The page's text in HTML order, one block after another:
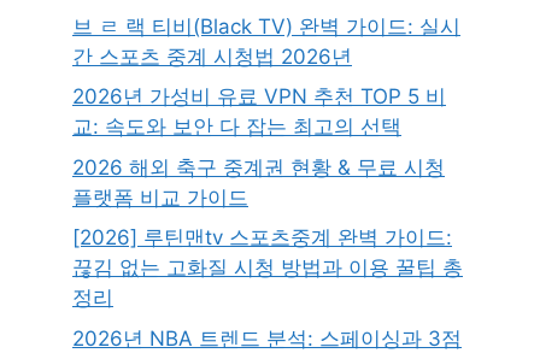
브 ㄹ 랙 티비(Black TV) 완벽 가이드: 실시
간 스포츠 중계 시청법 2026년
2026년 가성비 유료 VPN 추천 TOP 5 비
교: 속도와 보안 다 잡는 최고의 선택
2026 해외 축구 중계권 현황 & 무료 시청
플랫폼 비교 가이드
[2026] 루틴맨tv 스포츠중계 완벽 가이드:
끊김 없는 고화질 시청 방법과 이용 꿀팁 총
정리
2026년 NBA 트렌드 분석: 스페이싱과 3점